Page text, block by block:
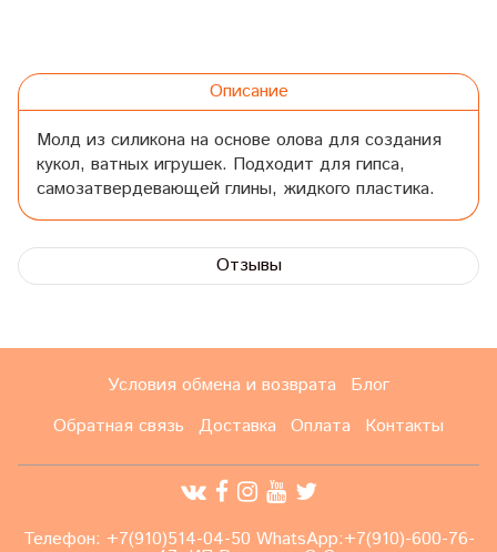
Описание
Молд из силикона на основе олова для создания
кукол, ватных игрушек. Подходит для гипса,
самозатвердевающей глины, жидкого пластика.
Отзывы
Условия обмена и возврата
Блог
Обратная связь
Доставка Оплата Контакты
Телефон: +7(910)514-04-50 WhatsApp:+7(910)-600-76-